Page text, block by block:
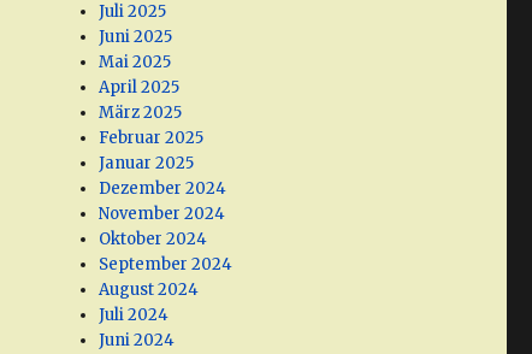
Juli 2025
Juni 2025
Mai 2025
April 2025
März 2025
Februar 2025
Januar 2025
Dezember 2024
November 2024
Oktober 2024
September 2024
August 2024
Juli 2024
Juni 2024